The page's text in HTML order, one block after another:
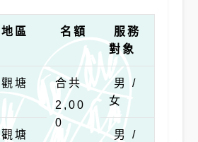
地區 名額
服務
對象
觀塘
合共
2,00
0
男 /
女
觀塘
男 /